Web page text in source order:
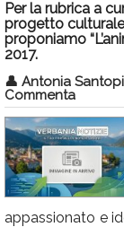
Sport
Eventi
Info Utili
Rubriche
Calendario
Annunci
Per la rubrica a
progetto culturale
proponiamo
2017.
👤 Antonia
Commenta
appassionato e